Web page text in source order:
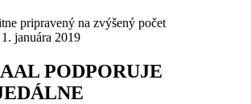
pripravený na zvýšený počet
januára 2019
PODPORUJE